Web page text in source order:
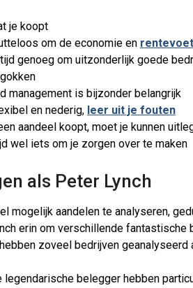
je koopt
om de economie en
genoeg om uitzonderlijk goede
management is bijzonder belangrijk
en nederig, leer uit je fouten
aandeel koopt, moet je kunnen
wel iets om je zorgen over te maken
als Peter Lynch
mogelijk aandelen te analyseren,
erin om verschillende fantastische
zoveel bedrijven geanalyseerd
legendarische belegger hebben